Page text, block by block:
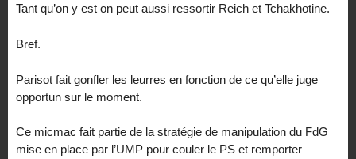
Tant qu’on y est on peut aussi ressortir Reich et Tchakhotine.
Bref.
Parisot fait gonfler les leurres en fonction de ce qu’elle juge
opportun sur le moment.
Ce micmac fait partie de la stratégie de manipulation du FdG
mise en place par l’UMP pour couler le PS et remporter